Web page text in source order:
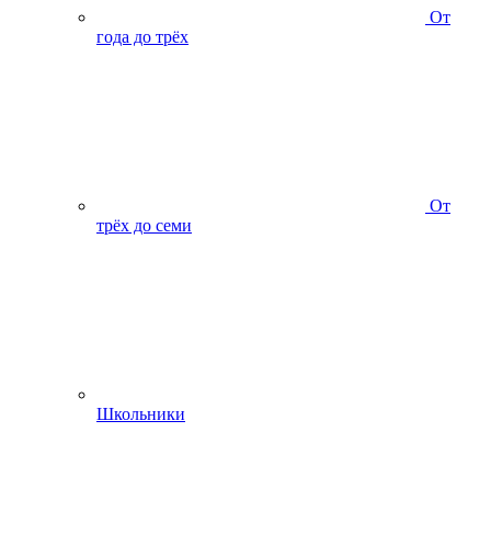
От
года до трёх
От
трёх до семи
Школьники